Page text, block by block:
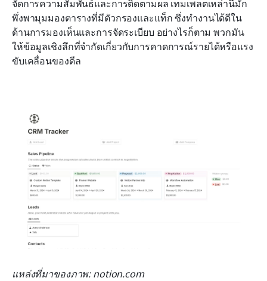
จัดการความสัมพันธ์และการติดตามผล เทมเพลตเหล่านี้มัก
พึ่งพามุมมองตารางที่มีตัวกรองและแท็ก ซึ่งทำงานได้ดีใน
ด้านการมองเห็นและการจัดระเบียบ อย่างไรก็ตาม พวกมัน
ให้ข้อมูลเชิงลึกที่จำกัดเกี่ยวกับการคาดการณ์รายได้หรือแรง
ขับเคลื่อนของดีล
แหล่งที่มาของภาพ: notion.com